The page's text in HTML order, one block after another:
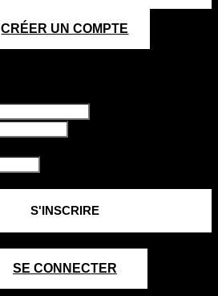
CRÉER UN COMPTE
SE CONNECTER